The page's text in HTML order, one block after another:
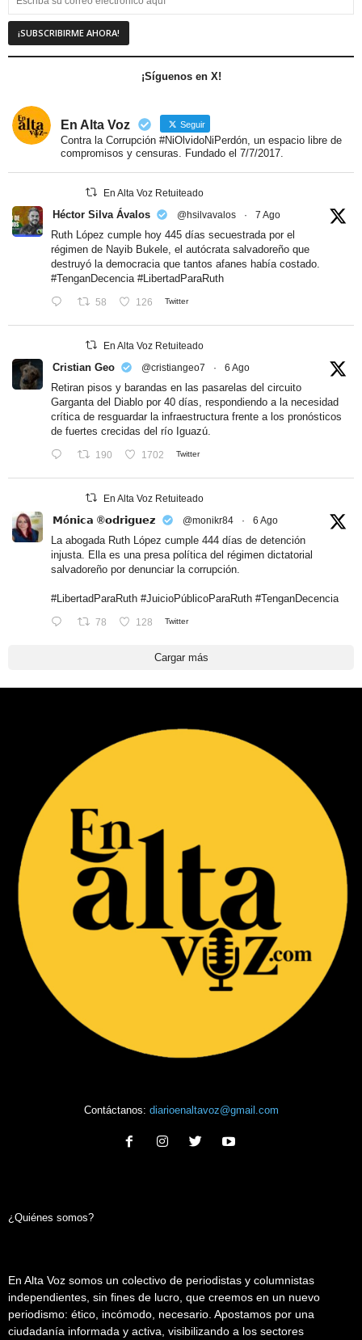
¡Síguenos en X!
En Alta Voz Seguir
Contra la Corrupción #NiOlvidoNiPerdón, un espacio libre de
compromisos y censuras. Fundado el 7/7/2017.
En Alta Voz Retuiteado
Héctor Silva Ávalos @hsilvavalos · 7 Ago
Ruth López cumple hoy 445 días secuestrada por el
régimen de Nayib Bukele, el autócrata salvadoreño que
destruyó la democracia que tantos afanes había costado.
#TenganDecencia #LibertadParaRuth
58 126 Twitter
En Alta Voz Retuiteado
Cristian Geo @cristiangeo7 · 6 Ago
Retiran pisos y barandas en las pasarelas del circuito
Garganta del Diablo por 40 días, respondiendo a la necesidad
crítica de resguardar la infraestructura frente a los pronósticos
de fuertes crecidas del río Iguazú.
190 1702 Twitter
En Alta Voz Retuiteado
𝗠ó𝗻𝗶𝗰𝗮 ®𝗼𝗱𝗿𝗶𝗴𝘂𝗲𝘇 @monikr84 · 6 Ago
La abogada Ruth López cumple 444 días de detención
injusta. Ella es una presa política del régimen dictatorial
salvadoreño por denunciar la corrupción.
#LibertadParaRuth #JuicioPúblicoParaRuth #TenganDecencia
78 128 Twitter
Cargar más
Contáctanos: diarioenaltavoz@gmail.com
¿Quiénes somos?
En Alta Voz somos un colectivo de periodistas y columnistas
independientes, sin fines de lucro, que creemos en un nuevo
periodismo: ético, incómodo, necesario. Apostamos por una
ciudadanía informada y activa, visibilizando a los sectores